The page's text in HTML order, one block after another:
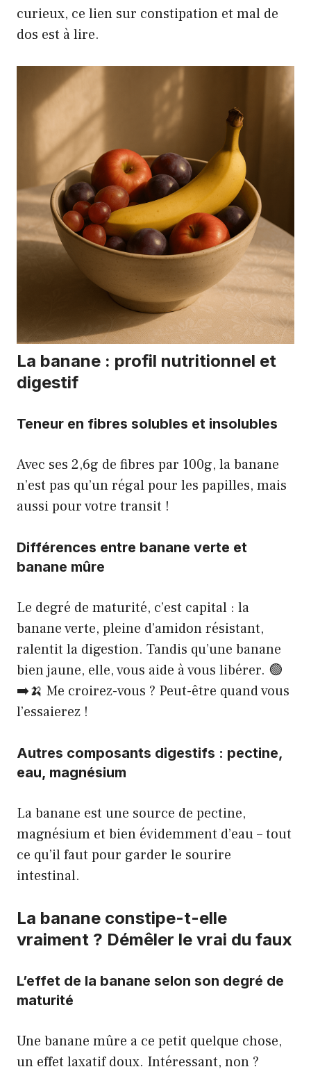
curieux, ce lien sur constipation et mal de
dos est à lire.
La banane : profil nutritionnel et
digestif
Teneur en fibres solubles et insolubles
Avec ses 2,6g de fibres par 100g, la banane
n’est pas qu’un régal pour les papilles, mais
aussi pour votre transit !
Différences entre banane verte et
banane mûre
Le degré de maturité, c’est capital : la
banane verte, pleine d’amidon résistant,
ralentit la digestion. Tandis qu’une banane
bien jaune, elle, vous aide à vous libérer. 🟢
➡️🍌 Me croirez-vous ? Peut-être quand vous
l’essaierez !
Autres composants digestifs : pectine,
eau, magnésium
La banane est une source de pectine,
magnésium et bien évidemment d’eau – tout
ce qu’il faut pour garder le sourire
intestinal.
La banane constipe-t-elle
vraiment ? Démêler le vrai du faux
L’effet de la banane selon son degré de
maturité
Une banane mûre a ce petit quelque chose,
un effet laxatif doux. Intéressant, non ?